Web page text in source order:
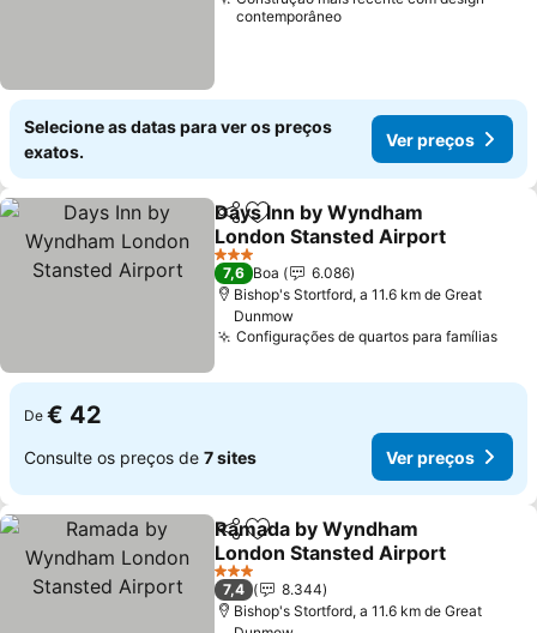
contemporâneo
Selecione as datas para ver os preços
exatos.
Ver preços
PartilharAdicionar aos favoritos
Days Inn by Wyndham
London Stansted Airport
Ver preços
3 Estrelas
7,6 Boa
6.086
Bishop's Stortford, a 11.6 km de Great
Dunmow
Configurações de quartos para famíliasVer
De € 42
Consulte os preços de 7 sites Ver preços
PartilharAdicionar aos favoritos
Ramada by Wyndham
London Stansted Airport
Ver preços
3 Estrelas
7,4
8.344
Bishop's Stortford, a 11.6 km de Great